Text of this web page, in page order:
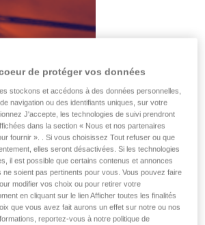
de protéger vos données
stockons et accédons à des données personnelles,
navigation ou des identifiants uniques, sur votre
J'accepte, les technologies de suivi prendront
dans la section « Nous et nos partenaires
fournir ». . Si vous choisissez Tout refuser ou que
elles seront désactivées. Si les technologies
il est possible que certains contenus et annonces
soient pas pertinents pour vous. Vous pouvez faire
modifier vos choix ou pour retirer votre
en cliquant sur le lien Afficher toutes les finalités
que vous avez fait aurons un effet sur notre ou nos
reportez-vous à notre politique de